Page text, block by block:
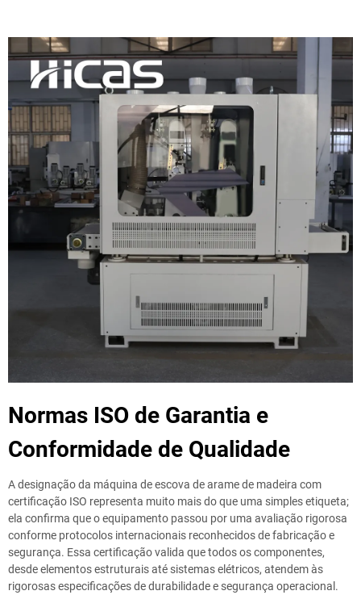
Normas ISO de Garantia e
Conformidade de Qualidade
A designação da máquina de escova de arame de madeira com
certificação ISO representa muito mais do que uma simples etiqueta;
ela confirma que o equipamento passou por uma avaliação rigorosa
conforme protocolos internacionais reconhecidos de fabricação e
segurança. Essa certificação valida que todos os componentes,
desde elementos estruturais até sistemas elétricos, atendem às
rigorosas especificações de durabilidade e segurança operacional.